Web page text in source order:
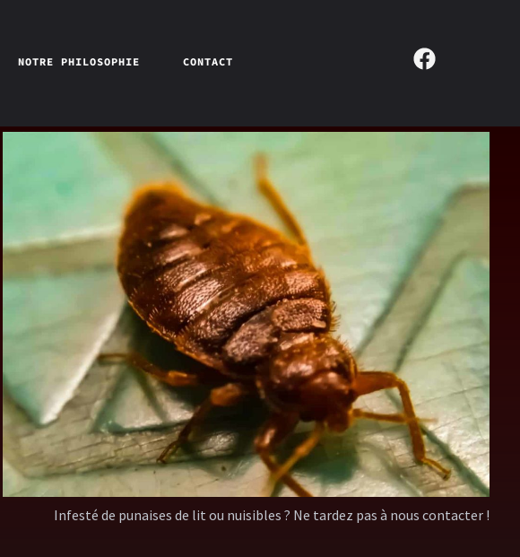
NOTRE PHILOSOPHIE CONTACT
Infesté de punaises de lit ou nuisibles ? Ne tardez pas à nous contacter !